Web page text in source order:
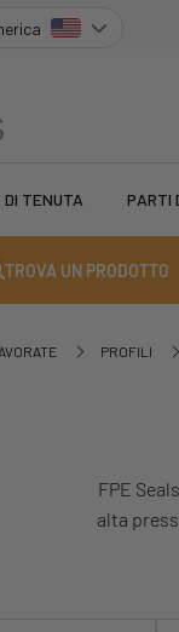
DI TENUTA PARTI
TROVA UN PRODOTTO
PROFILI
FPE
alta